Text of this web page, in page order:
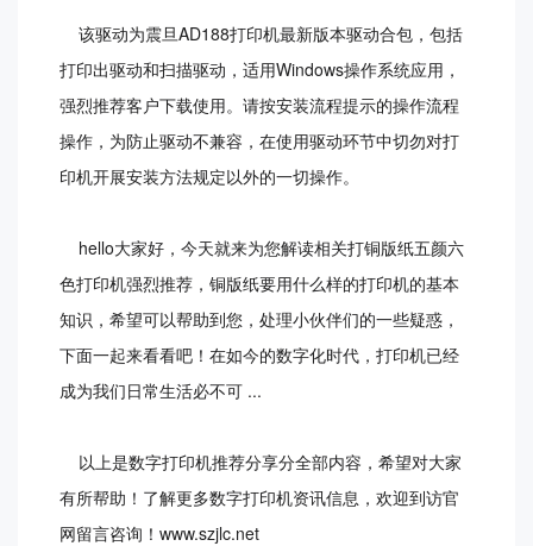
该驱动为震旦AD188打印机最新版本驱动合包，包括
打印出驱动和扫描驱动，适用Windows操作系统应用，
强烈推荐客户下载使用。请按安装流程提示的操作流程
操作，为防止驱动不兼容，在使用驱动环节中切勿对打
印机开展安装方法规定以外的一切操作。
hello大家好，今天就来为您解读相关打铜版纸五颜六
色打印机强烈推荐，铜版纸要用什么样的打印机的基本
知识，希望可以帮助到您，处理小伙伴们的一些疑惑，
下面一起来看看吧！在如今的数字化时代，打印机已经
成为我们日常生活必不可 ...
以上是数字打印机推荐分享分全部内容，希望对大家
有所帮助！了解更多数字打印机资讯信息，欢迎到访官
网留言咨询！www.szjlc.net